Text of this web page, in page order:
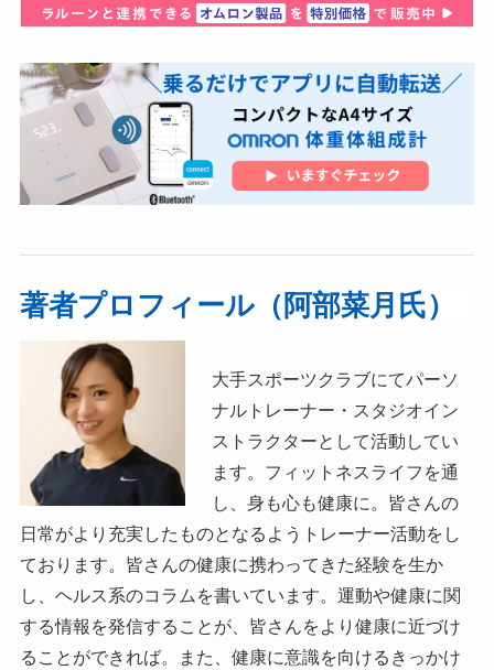
著者プロフィール（阿部菜月氏）
大手スポーツクラブにてパーソ
ナルトレーナー・スタジオイン
ストラクターとして活動してい
ます。フィットネスライフを通
し、身も心も健康に。皆さんの
日常がより充実したものとなるようトレーナー活動をし
ております。皆さんの健康に携わってきた経験を生か
し、ヘルス系のコラムを書いています。運動や健康に関
する情報を発信することが、皆さんをより健康に近づけ
ることができれば。また、健康に意識を向けるきっかけ